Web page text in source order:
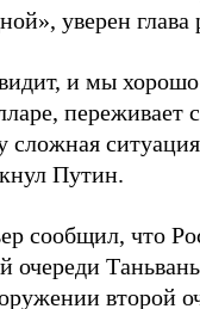
уверен глава
и мы
переживает
сложная
Путин.
сообщил, что
очереди
второй